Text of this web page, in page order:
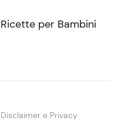
Ricette per Bambini
Disclaimer e Privacy